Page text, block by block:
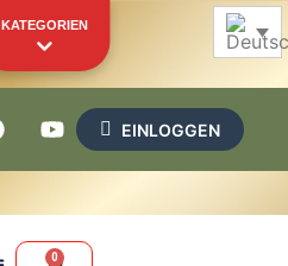
EINLOGGEN
0
KATEGORIEN
Gemahlen